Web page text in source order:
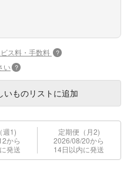
ス料・手数料 ?
い ?
いものリストに追加
週1)
から
発送
定期便（月2)
2026/08/20から
14日以内に発送